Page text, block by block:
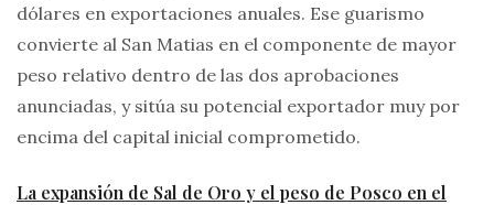
dólares en exportaciones anuales. Ese guarismo
convierte al San Matias en el componente de mayor
peso relativo dentro de las dos aprobaciones
anunciadas, y sitúa su potencial exportador muy por
encima del capital inicial comprometido.
La expansión de Sal de Oro y el peso de Posco en el